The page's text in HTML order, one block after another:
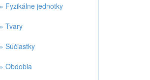
Fyzikálne jednotky
Tvary
Súčiastky
Obdobia